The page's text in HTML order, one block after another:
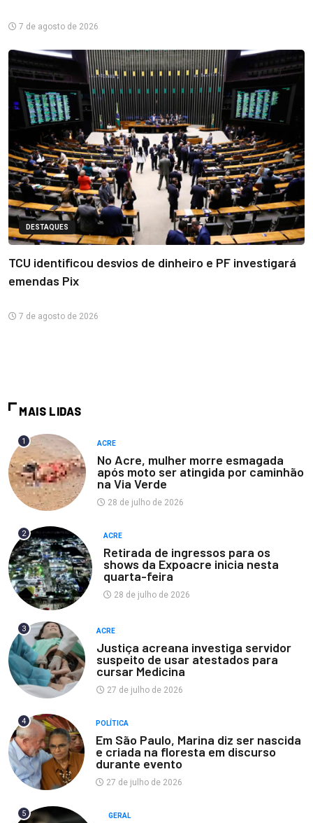
7 de agosto de 2026
DESTAQUES
TCU identificou desvios de dinheiro e PF investigará
emendas Pix
7 de agosto de 2026
MAIS LIDAS
1 ACRE
No Acre, mulher morre esmagada
após moto ser atingida por caminhão
na Via Verde
28 de julho de 2026
2 ACRE
Retirada de ingressos para os
shows da Expoacre inicia nesta
quarta-feira
28 de julho de 2026
3 ACRE
Justiça acreana investiga servidor
suspeito de usar atestados para
cursar Medicina
27 de julho de 2026
4 POLÍTICA
Em São Paulo, Marina diz ser nascida
e criada na floresta em discurso
durante evento
27 de julho de 2026
5 GERAL